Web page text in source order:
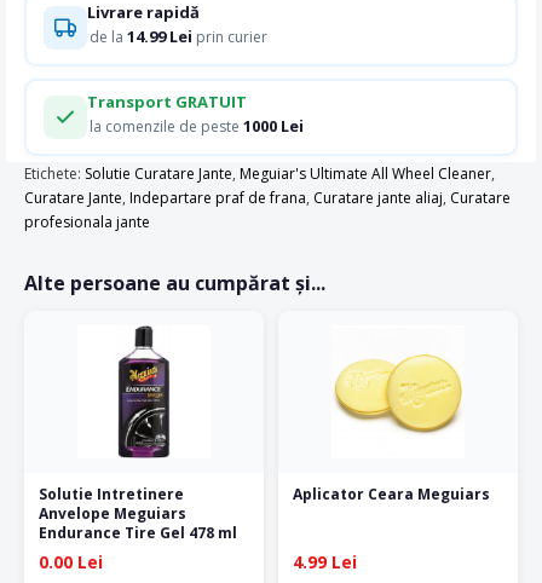
Livrare rapidă
de la 14.99 Lei prin curier
Transport GRATUIT
la comenzile de peste 1000 Lei
Etichete: Solutie Curatare Jante, Meguiar's Ultimate All Wheel Cleaner,
Curatare Jante, Indepartare praf de frana, Curatare jante aliaj, Curatare
profesionala jante
Alte persoane au cumpărat și...
Solutie Intretinere
Anvelope Meguiars
Endurance Tire Gel 478 ml
0.00 Lei
Aplicator Ceara Meguiars
4.99 Lei